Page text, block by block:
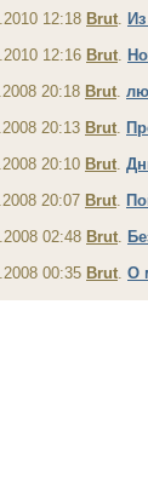
12:18 Brut.
12:16 Brut.
20:18 Brut.
20:13 Brut.
20:10 Brut.
20:07 Brut.
02:48 Brut.
00:35 Brut. О